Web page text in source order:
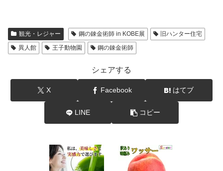
観光・レジャー 鋼の錬金術師 in KOBE展
旧ハンター住宅
異人館
王子動物園 鋼の錬金術師
シェアする
X Facebook はてブ
LINE コピー